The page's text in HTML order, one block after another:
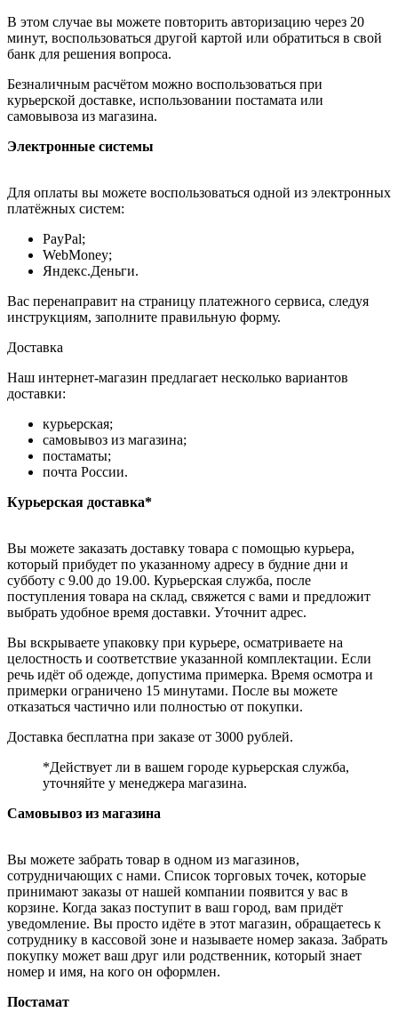
В этом случае вы можете повторить авторизацию через 20
минут, воспользоваться другой картой или обратиться в свой
банк для решения вопроса.
Безналичным расчётом можно воспользоваться при
курьерской доставке, использовании постамата или
самовывоза из магазина.
Электронные системы
Для оплаты вы можете воспользоваться одной из электронных
платёжных систем:
PayPal;
WebMoney;
Яндекс.Деньги.
Вас перенаправит на страницу платежного сервиса, следуя
инструкциям, заполните правильную форму.
Доставка
Наш интернет-магазин предлагает несколько вариантов
доставки:
курьерская;
самовывоз из магазина;
постаматы;
почта России.
Курьерская доставка*
Вы можете заказать доставку товара с помощью курьера,
который прибудет по указанному адресу в будние дни и
субботу с 9.00 до 19.00. Курьерская служба, после
поступления товара на склад, свяжется с вами и предложит
выбрать удобное время доставки. Уточнит адрес.
Вы вскрываете упаковку при курьере, осматриваете на
целостность и соответствие указанной комплектации. Если
речь идёт об одежде, допустима примерка. Время осмотра и
примерки ограничено 15 минутами. После вы можете
отказаться частично или полностью от покупки.
Доставка бесплатна при заказе от 3000 рублей.
*Действует ли в вашем городе курьерская служба,
уточняйте у менеджера магазина.
Самовывоз из магазина
Вы можете забрать товар в одном из магазинов,
сотрудничающих с нами. Список торговых точек, которые
принимают заказы от нашей компании появится у вас в
корзине. Когда заказ поступит в ваш город, вам придёт
уведомление. Вы просто идёте в этот магазин, обращаетесь к
сотруднику в кассовой зоне и называете номер заказа. Забрать
покупку может ваш друг или родственник, который знает
номер и имя, на кого он оформлен.
Постамат